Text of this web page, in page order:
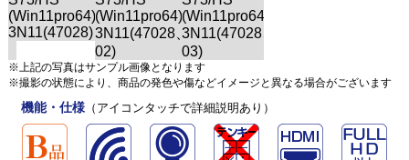
※上記の写真はサンプル画像となります
※撮影の状態により、商品の発色や傷などイメージと異なる場合がございます
機能・仕様（アイコンタッチで詳細説明あり）